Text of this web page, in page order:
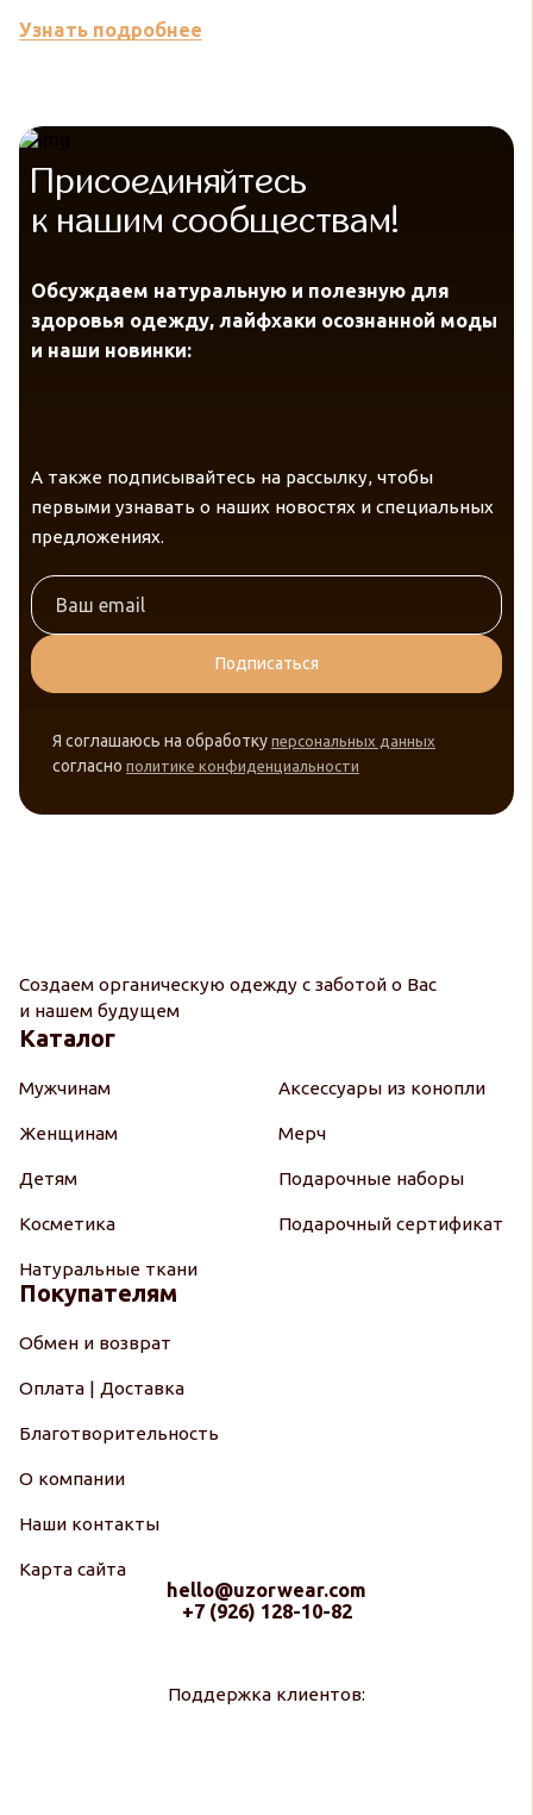
Узнать подробнее
Присоединяйтесь
к нашим сообществам!
Обсуждаем натуральную и полезную для
здоровья одежду, лайфхаки осознанной моды
и наши новинки:
А также подписывайтесь на рассылку, чтобы
первыми узнавать о наших новостях и специальных
предложениях.
Подписаться
Я соглашаюсь на обработку персональных данных
согласно политике конфиденциальности
Создаем органическую одежду с заботой о Вас
и нашем будущем
Каталог
Мужчинам
Женщинам
Детям
Косметика
Натуральные ткани
Аксессуары из конопли
Мерч
Подарочные наборы
Подарочный сертификат
Покупателям
Обмен и возврат
Оплата | Доставка
Благотворительность
О компании
Наши контакты
Карта сайта
hello@uzorwear.com
+7 (926) 128-10-82
Поддержка клиентов: